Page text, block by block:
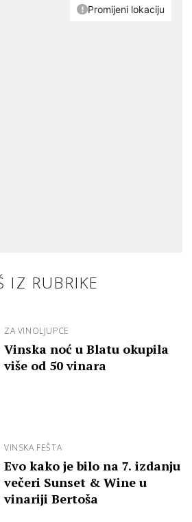
IZ RUBRIKE
ZA VINOLJUPCE
Vinska noć u Blatu okupila
više od 50 vinara
VINSKA FEŠTA
Evo kako je bilo na 7. izdanju
večeri Sunset & Wine u
vinariji Bertoša